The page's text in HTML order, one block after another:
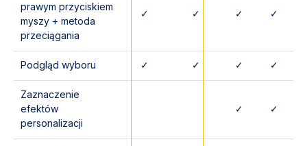
prawym przyciskiem
myszy + metoda
przeciągania
✓ ✓ ✓ ✓
Podgląd wyboru ✓ ✓ ✓ ✓
Zaznaczenie
efektów
personalizacji
✓ ✓